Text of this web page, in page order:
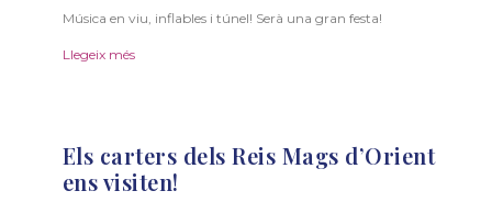
Música en viu, inflables i túnel! Serà una gran festa!
Llegeix més
Els carters dels Reis Mags d’Orient
ens visiten!